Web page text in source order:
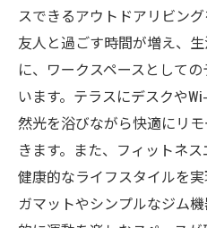
スできるアウトドアリビン
友人と過ごす時間が増え、
に、ワークスペースとして
います。テラスにデスクや
然光を浴びながら快適にリ
きます。また、フィットネス
健康的なライフスタイルを
ガマットやシンプルなジム